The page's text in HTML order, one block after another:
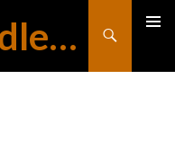
Julián Schvindlerman